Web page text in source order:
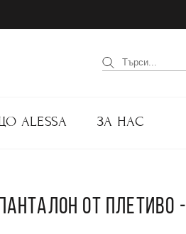
ALESSA ЗА НАС
ПАНТАЛОН ОТ ПЛЕТИВО -